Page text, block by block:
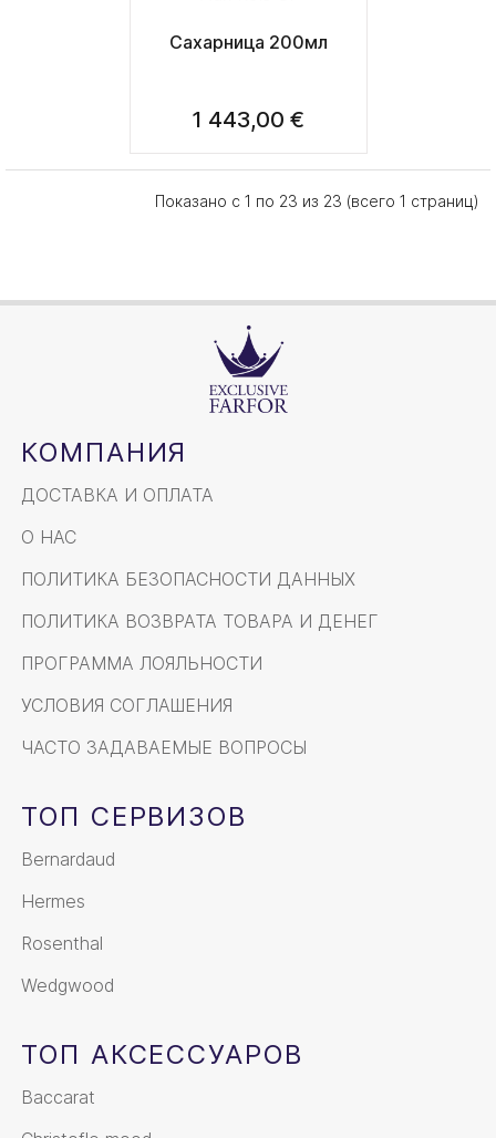
Сахарница 200мл
1 443,00 €
Показано с 1 по 23 из 23 (всего 1 страниц)
КОМПАНИЯ
ДОСТАВКА И ОПЛАТА
О НАС
ПОЛИТИКА БЕЗОПАСНОСТИ ДАННЫХ
ПОЛИТИКА ВОЗВРАТА ТОВАРА И ДЕНЕГ
ПРОГРАММА ЛОЯЛЬНОСТИ
УСЛОВИЯ СОГЛАШЕНИЯ
ЧАСТО ЗАДАВАЕМЫЕ ВОПРОСЫ
ТОП СЕРВИЗОВ
Bernardaud
Hermes
Rosenthal
Wedgwood
ТОП АКСЕССУАРОВ
Baccarat